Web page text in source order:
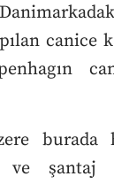
canice
burada
ve şantaj